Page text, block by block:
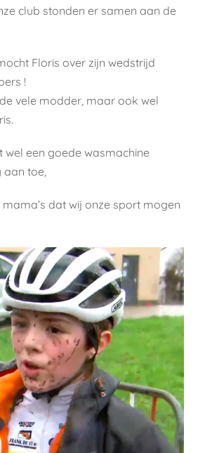
club stonden er samen aan de
Floris over zijn wedstrijd
!
vele modder, maar ook wel
wel een goede wasmachine
aan toe,
dat wij onze sport mogen